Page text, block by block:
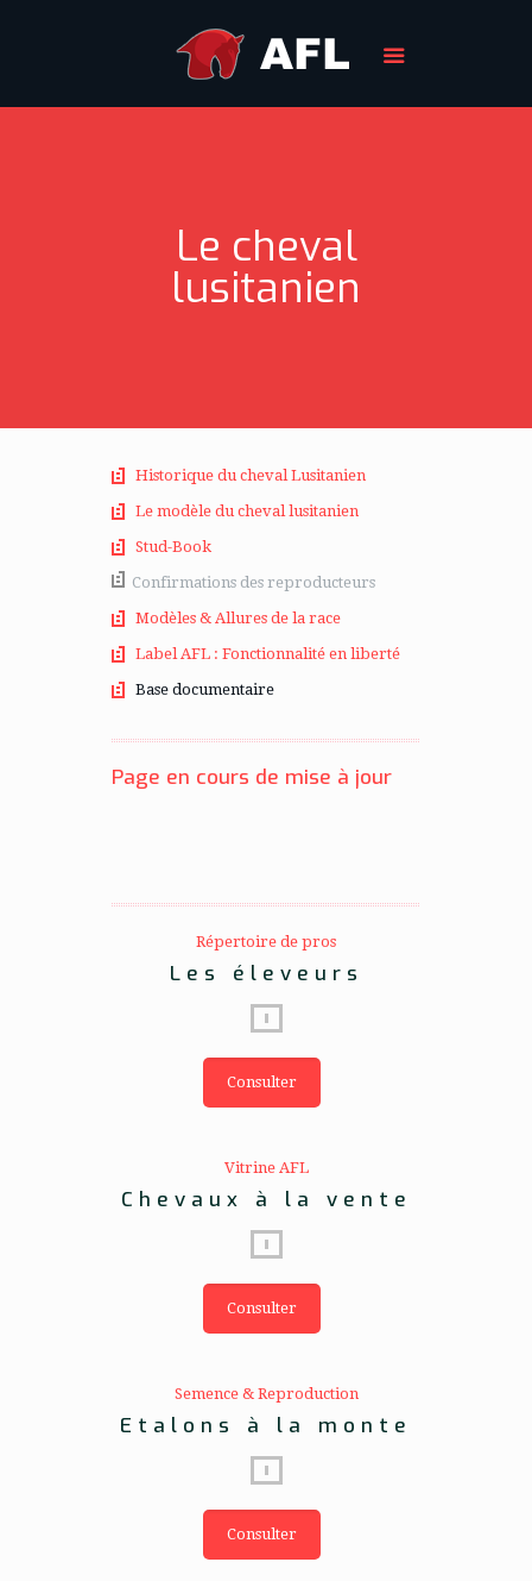
Le cheval
lusitanien
Historique du cheval Lusitanien
Le modèle du cheval lusitanien
Stud-Book
Confirmations des reproducteurs
Modèles & Allures de la race
Label AFL : Fonctionnalité en liberté
Base documentaire
Page en cours de mise à jour
Répertoire de pros
Les éleveurs
Consulter
Vitrine AFL
Chevaux à la vente
Consulter
Semence & Reproduction
Etalons à la monte
Consulter